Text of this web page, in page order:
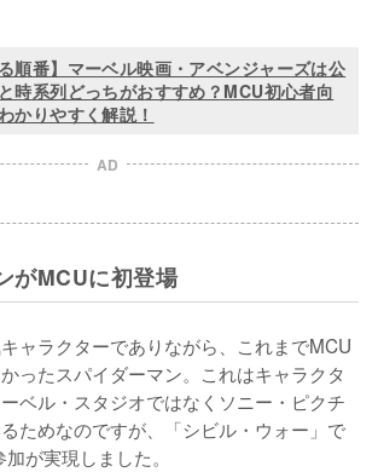
る順番】マーベル映画・アベンジャーズは公
時系列どっちがおすすめ？MCU初心者向
かりやすく解説！
AD
がMCUに初登場
ャラクターでありながら、これまでMCU
ったスパイダーマン。これはキャラクタ
ベル・スタジオではなくソニー・ピクチ
ためなのですが、「シビル・ウォー」で
が実現しました。